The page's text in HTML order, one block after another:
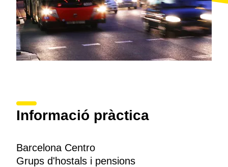
Informació pràctica
Barcelona Centro
Grups d'hostals i pensions